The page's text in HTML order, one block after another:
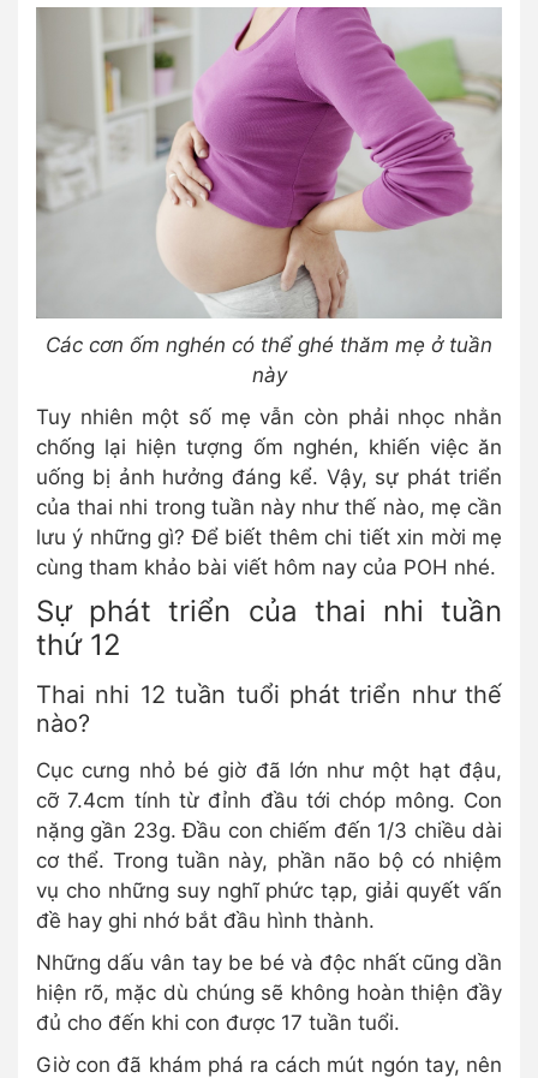
Các cơn ốm nghén có thể ghé thăm mẹ ở tuần
này
Tuy nhiên một số mẹ vẫn còn phải nhọc nhằn
chống lại hiện tượng ốm nghén, khiến việc ăn
uống bị ảnh hưởng đáng kể. Vậy, sự phát triển
của thai nhi trong tuần này như thế nào, mẹ cần
lưu ý những gì? Để biết thêm chi tiết xin mời mẹ
cùng tham khảo bài viết hôm nay của POH nhé.
Sự phát triển của thai nhi tuần
thứ 12
Thai nhi 12 tuần tuổi phát triển như thế
nào?
Cục cưng nhỏ bé giờ đã lớn như một hạt đậu,
cỡ 7.4cm tính từ đỉnh đầu tới chóp mông. Con
nặng gần 23g. Đầu con chiếm đến 1/3 chiều dài
cơ thể. Trong tuần này, phần não bộ có nhiệm
vụ cho những suy nghĩ phức tạp, giải quyết vấn
đề hay ghi nhớ bắt đầu hình thành.
Những dấu vân tay be bé và độc nhất cũng dần
hiện rõ, mặc dù chúng sẽ không hoàn thiện đầy
đủ cho đến khi con được 17 tuần tuổi.
Giờ con đã khám phá ra cách mút ngón tay, nên